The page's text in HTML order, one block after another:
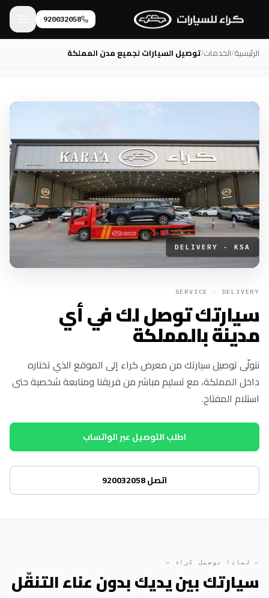
920032058
الرئيسية/الخدمات/توصيل السيارات لجميع مدن المملكة
SERVICE · DELIVERY
سيارتك توصل لك في أي
مدينة بالمملكة
نتولّى توصيل سيارتك من معرض كراء إلى الموقع الذي تختاره
داخل المملكة، مع تسليم مباشر من فريقنا ومتابعة شخصية حتى
استلام المفتاح.
اطلب التوصيل عبر الواتساب
اتصل 920032058
DELIVERY · KSA
— لماذا توصيل كراء —
سيارتك بين يديك بدون عناء التنقّل